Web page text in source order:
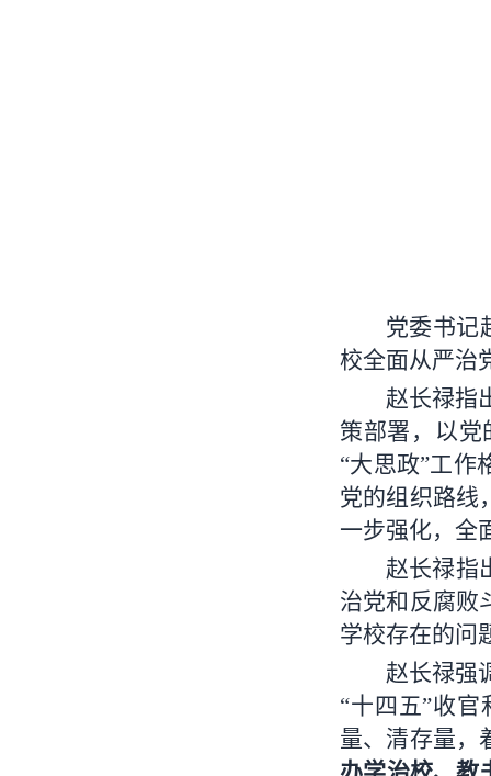
党委书记
校全面从严治
赵长禄指
策部署，以
“大思政”工作
党的组织路线
一步强化，全
赵长禄指
治党和反腐败
学校存在的问
赵长禄强
“十四五”收
量、清存量，